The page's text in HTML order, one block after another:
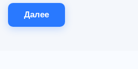
Далее